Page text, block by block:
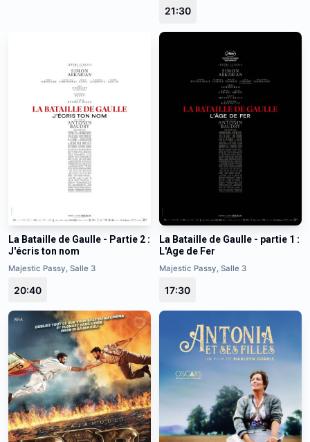
21:30
La Bataille de Gaulle - Partie 2 :
J'écris ton nom
Majestic Passy, Salle 3
20:40
La Bataille de Gaulle - partie 1 :
L'Age de Fer
Majestic Passy, Salle 3
17:30